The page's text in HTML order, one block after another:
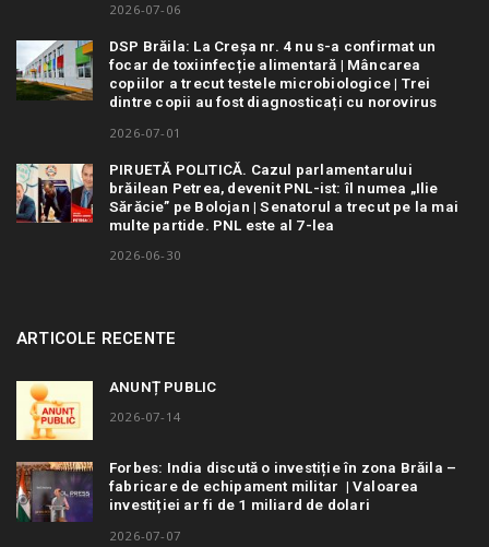
2026-07-06
DSP Brăila: La Creșa nr. 4 nu s-a confirmat un
focar de toxiinfecție alimentară | Mâncarea
copiilor a trecut testele microbiologice | Trei
dintre copii au fost diagnosticați cu norovirus
2026-07-01
PIRUETĂ POLITICĂ. Cazul parlamentarului
brăilean Petrea, devenit PNL-ist: îl numea „Ilie
Sărăcie” pe Bolojan | Senatorul a trecut pe la mai
multe partide. PNL este al 7-lea
2026-06-30
ARTICOLE RECENTE
ANUNȚ PUBLIC
2026-07-14
Forbes: India discută o investiție în zona Brăila –
fabricare de echipament militar | Valoarea
investiției ar fi de 1 miliard de dolari
2026-07-07